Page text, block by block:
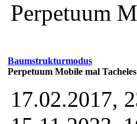
Perpetuum
Baumstrukturmodus
Perpetuum Mobile mal
17.02.2017,